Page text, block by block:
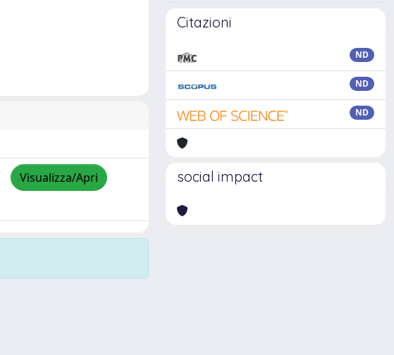
Visualizza/Apri
Citazioni
ND
ND
ND
social impact